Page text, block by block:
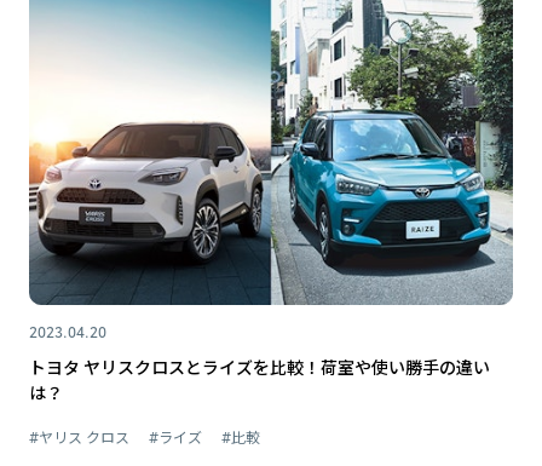
2023.04.20
トヨタ ヤリスクロスとライズを比較！荷室や使い勝手の違い
は？
#ヤリス クロス #ライズ #比較